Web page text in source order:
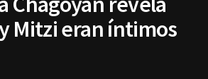
Mitzi eran íntimos